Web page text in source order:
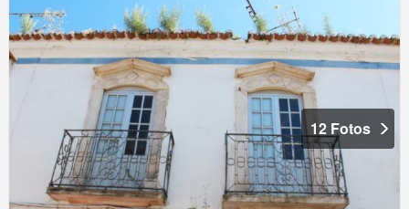
12 Fotos